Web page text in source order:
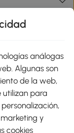
análogas
Algunas son
de la web,
utilizan para
y
cookies